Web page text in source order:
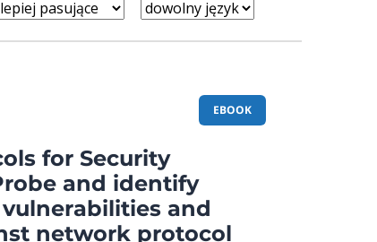
EBOOK
for Security
and identify
and
network protocol